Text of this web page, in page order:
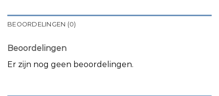
BEOORDELINGEN (0)
Beoordelingen
Er zijn nog geen beoordelingen.